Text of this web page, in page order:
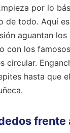
por lo
de todo. Aquí
aguantan los
con los
circular.
hasta que
frente